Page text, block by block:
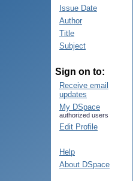
Issue Date
Author
Title
Subject
Sign on to:
Receive email
updates
My DSpace
authorized users
Edit Profile
Help
About DSpace